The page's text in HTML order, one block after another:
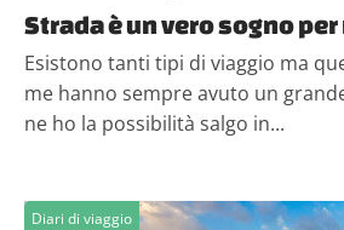
Strada è un vero sogno
Esistono tanti tipi di viaggio ma
me hanno sempre avuto un
ne ho la possibilità salgo in...
Diari di viaggio